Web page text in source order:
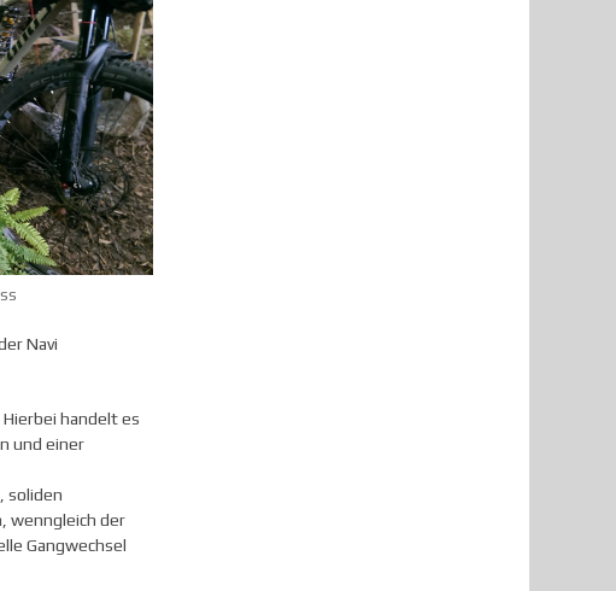
Navi
handelt es
und einer
soliden
wenngleich der
Gangwechsel